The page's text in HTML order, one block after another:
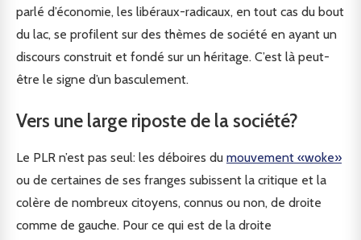
parlé d’économie, les libéraux-radicaux, en tout cas du bout
du lac, se profilent sur des thèmes de société en ayant un
discours construit et fondé sur un héritage. C’est là peut-
être le signe d’un basculement.
Vers une large riposte de la société?
Le PLR n’est pas seul: les déboires du mouvement «woke»
ou de certaines de ses franges subissent la critique et la
colère de nombreux citoyens, connus ou non, de droite
comme de gauche. Pour ce qui est de la droite